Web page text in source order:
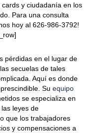
y ciudadanía en los
Para una consulta
hoy al 626-986-3792!
pérdidas en el lugar de
secuelas de tales
Aquí es donde
Su equipo
se especializa en
leyes de
que los trabajadores
y compensaciones a